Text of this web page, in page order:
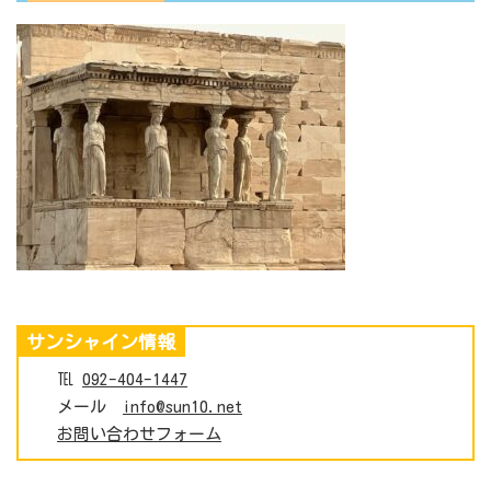
サンシャイン情報
℡ 092-404-1447
メール
info@sun10.net
お問い合わせフォーム